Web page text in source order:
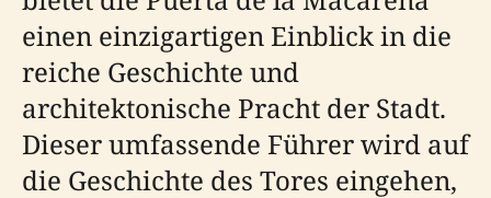
einen einzigartigen Einblick in die
reiche Geschichte und
architektonische Pracht der Stadt.
Dieser umfassende Führer wird auf
die Geschichte des Tores eingehen,